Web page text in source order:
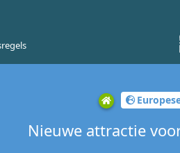
Nieuwe attractie